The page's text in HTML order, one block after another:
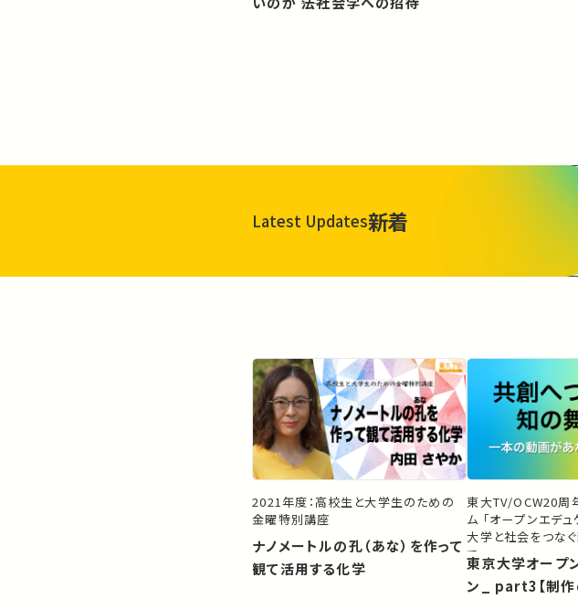
Latest Updates新着
一覧を見る
2021年度：高校生と大学生のための
金曜特別講座
ナノメートルの孔（あな）を作って
観て活用する化学
東大TV/OCW20周
ム 「オープンエデ
大学と社会をつな
て」
東京大学オープ
ン_ part3【制作